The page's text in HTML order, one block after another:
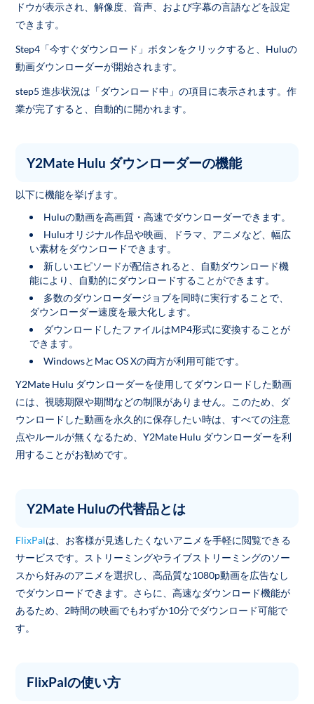
ドウが表示され、解像度、音声、および字幕の言語などを設定
できます。
Step4「今すぐダウンロード」ボタンをクリックすると、Huluの
動画ダウンローダーが開始されます。
step5 進歩状況は「ダウンロード中」の項目に表示されます。作
業が完了すると、自動的に開かれます。
Y2Mate Hulu ダウンローダーの機能
以下に機能を挙げます。
Huluの動画を高画質・高速でダウンローダーできます。
Huluオリジナル作品や映画、ドラマ、アニメなど、幅広
い素材をダウンロードできます。
新しいエピソードが配信されると、自動ダウンロード機
能により、自動的にダウンロードすることができます。
多数のダウンローダージョブを同時に実行することで、
ダウンローダー速度を最大化します。
ダウンロードしたファイルはMP4形式に変換することが
できます。
WindowsとMac OS Xの両方が利用可能です。
Y2Mate Hulu ダウンローダーを使用してダウンロードした動画
には、視聴期限や期間などの制限がありません。このため、ダ
ウンロードした動画を永久的に保存したい時は、すべての注意
点やルールが無くなるため、Y2Mate Hulu ダウンローダーを利
用することがお勧めです。
Y2Mate Huluの代替品とは
FlixPalは、お客様が見逃したくないアニメを手軽に閲覧できる
サービスです。ストリーミングやライブストリーミングのソー
スから好みのアニメを選択し、高品質な1080p動画を広告なし
でダウンロードできます。さらに、高速なダウンロード機能が
あるため、2時間の映画でもわずか10分でダウンロード可能で
す。
FlixPalの使い方